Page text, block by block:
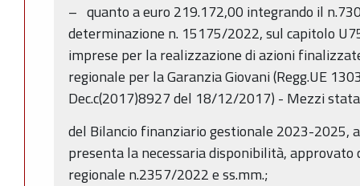
– quanto a euro 219.172,00 integrando il
determinazione n. 15175/2022, sul capitolo
imprese per la realizzazione di azioni
regionale per la Garanzia Giovani (Regg.UE
Dec.c(2017)8927 del 18/12/2017) - Mezzi
del Bilancio finanziario gestionale 2023-2025,
presenta la necessaria disponibilità, approvato
regionale n.2357/2022 e ss.mm.;